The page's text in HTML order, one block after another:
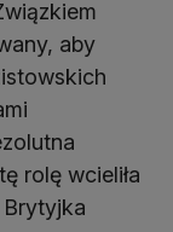
aby
rolę wcieliła